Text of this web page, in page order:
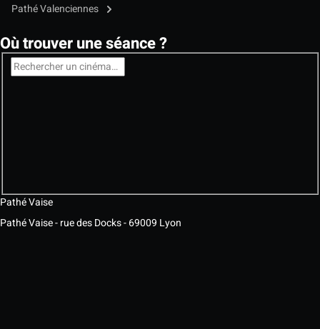
Pathé Valenciennes
Où trouver une séance ?
Pathé Vaise
Pathé Vaise - rue des Docks - 69009 Lyon